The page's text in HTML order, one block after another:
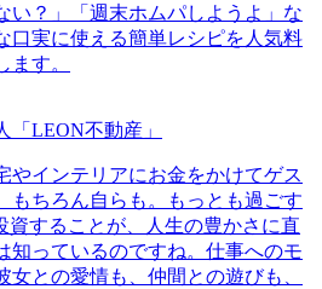
い？」「週末ホムパしようよ」な
口実に使える簡単レシピを人気料
ます。
「LEON不動産」
やインテリアにお金をかけてゲス
もちろん自らも。もっとも過ごす
資することが、人生の豊かさに直
知っているのですね。仕事へのモ
女との愛情も、仲間との遊びも、